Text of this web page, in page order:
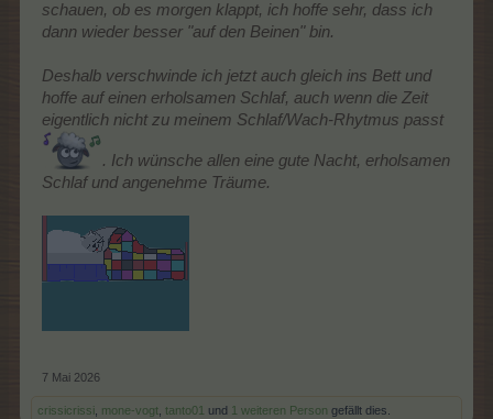
schauen, ob es morgen klappt, ich hoffe sehr, dass ich
dann wieder besser "auf den Beinen" bin.
Deshalb verschwinde ich jetzt auch gleich ins Bett und
hoffe auf einen erholsamen Schlaf, auch wenn die Zeit
eigentlich nicht zu meinem Schlaf/Wach-Rhytmus passt
. Ich wünsche allen eine gute Nacht, erholsamen
Schlaf und angenehme Träume.
7 Mai 2026
crissicrissi mone-vogt tanto01 und 1 weiteren Person gefällt dies.